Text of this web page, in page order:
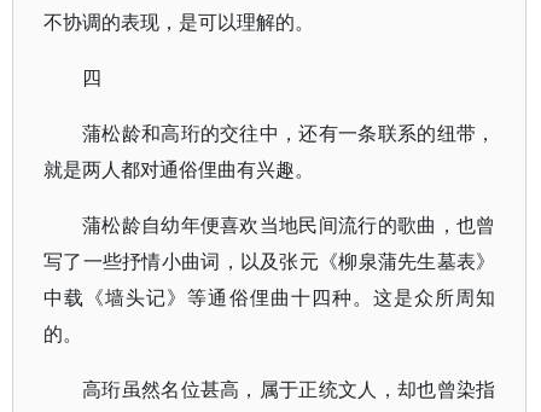
不协调的表现，是可以理解的。
四
蒲松龄和高珩的交往中，还有一条联系的纽带，
就是两人都对通俗俚曲有兴趣。
蒲松龄自幼年便喜欢当地民间流行的歌曲，也曾
写了一些抒情小曲词，以及张元《柳泉蒲先生墓表》
中载《墙头记》等通俗俚曲十四种。这是众所周知
的。
高珩虽然名位甚高，属于正统文人，却也曾染指